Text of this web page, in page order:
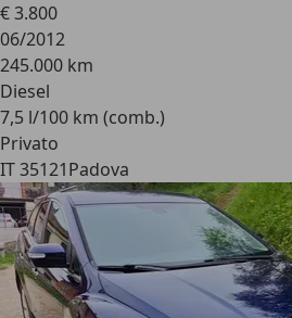
€ 3.800
06/2012
245.000 km
Diesel
7,5 l/100 km (comb.)
Privato
IT 35121Padova